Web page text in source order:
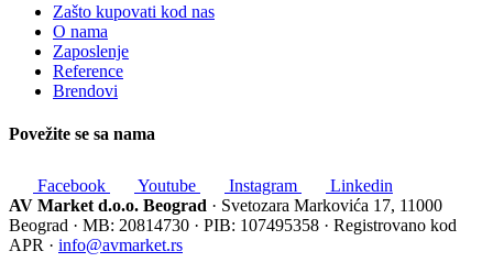
Zašto kupovati kod nas
O nama
Zaposlenje
Reference
Brendovi
Povežite se sa nama
Facebook Youtube Instagram
Linkedin
AV Market d.o.o. Beograd · Svetozara Markovića 17, 11000
Beograd · MB: 20814730 · PIB: 107495358 · Registrovano kod
APR · info@avmarket.rs